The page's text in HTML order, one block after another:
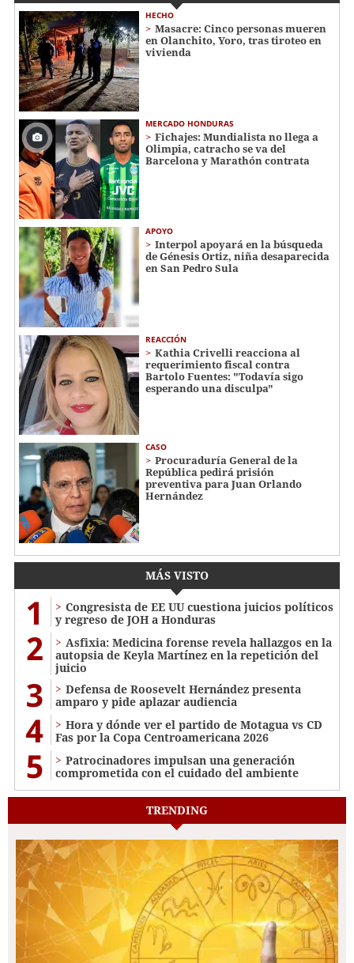
HECHO
Masacre: Cinco personas mueren
en Olanchito, Yoro, tras tiroteo en
vivienda
MERCADO HONDURAS
Fichajes: Mundialista no llega a
Olimpia, catracho se va del
Barcelona y Marathón contrata
APOYO
Interpol apoyará en la búsqueda
de Génesis Ortiz, niña desaparecida
en San Pedro Sula
REACCIÓN
Kathia Crivelli reacciona al
requerimiento fiscal contra
Bartolo Fuentes: "Todavía sigo
esperando una disculpa"
CASO
Procuraduría General de la
República pedirá prisión
preventiva para Juan Orlando
Hernández
MÁS VISTO
1
Congresista de EE UU cuestiona juicios políticos
y regreso de JOH a Honduras
2
Asfixia: Medicina forense revela hallazgos en la
autopsia de Keyla Martínez en la repetición del
juicio
3
Defensa de Roosevelt Hernández presenta
amparo y pide aplazar audiencia
4
Hora y dónde ver el partido de Motagua vs CD
Fas por la Copa Centroamericana 2026
5
Patrocinadores impulsan una generación
comprometida con el cuidado del ambiente
TRENDING